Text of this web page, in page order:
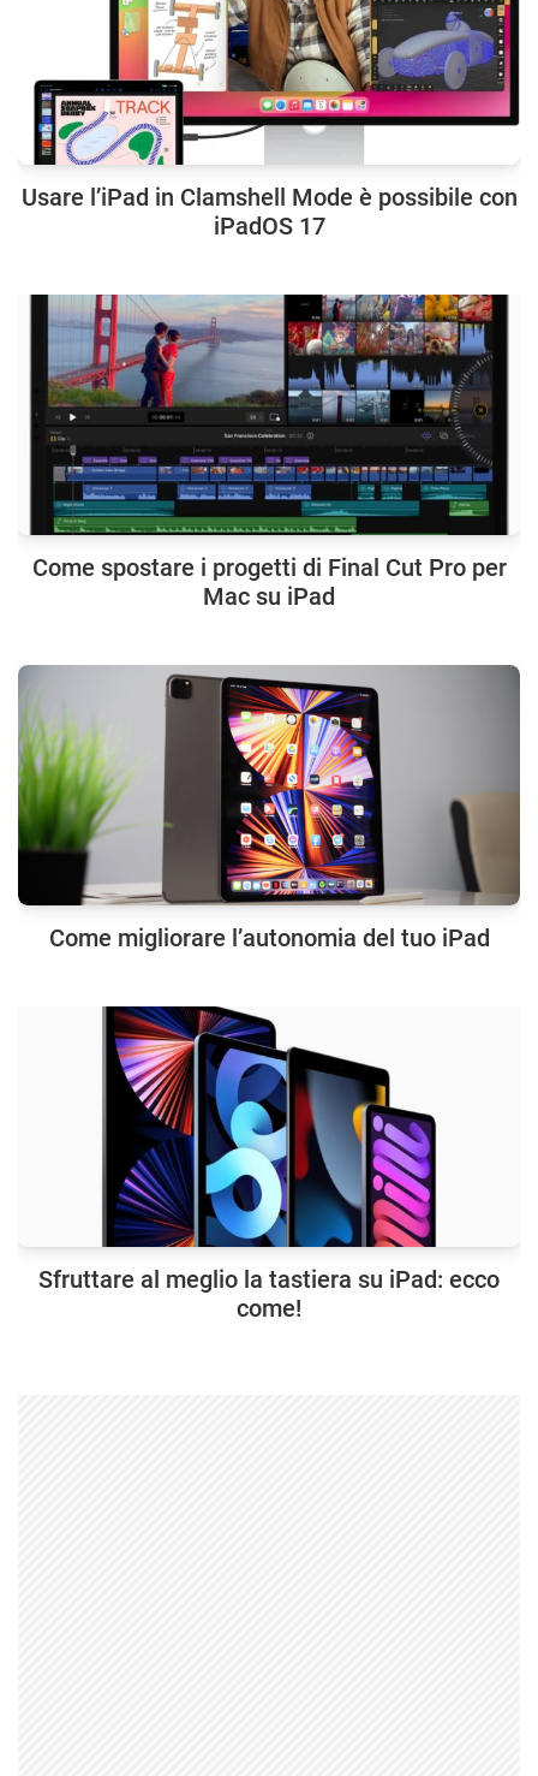
Usare l’iPad in Clamshell Mode è possibile con
iPadOS 17
Come spostare i progetti di Final Cut Pro per
Mac su iPad
Come migliorare l’autonomia del tuo iPad
Sfruttare al meglio la tastiera su iPad: ecco
come!